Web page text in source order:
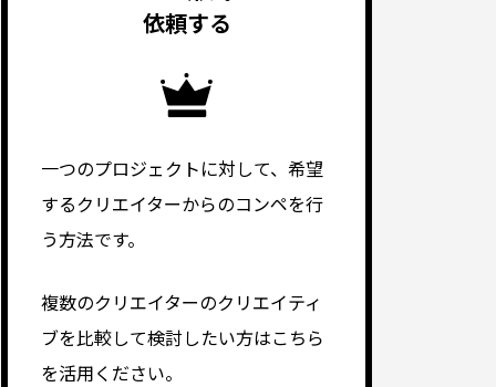
依頼する
一つのプロジェクトに対して、希望
するクリエイターからのコンペを行
う方法です。
複数のクリエイターのクリエイティ
ブを比較して検討したい方はこちら
を活用ください。